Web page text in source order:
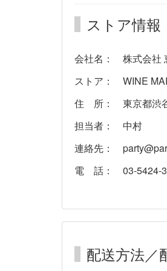
ストア情報
会社名： 株式会社
ストア： WINE
住 所： 東京都渋谷
担当者： 中村
連絡先：
電 話： 03-5424-
配送方法／